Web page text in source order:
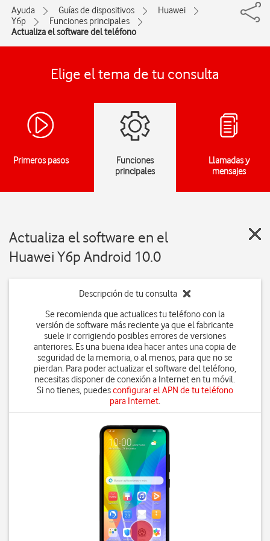
Ayuda Guías de dispositivos
Huawei
Y6p
Funciones principales
Actualiza el software del teléfono
Elige el tema de tu consulta
Primeros pasos
Funciones
principales
Llamadas y
mensajes
Actualiza el software en el
Huawei Y6p Android 10.0
Descripción de tu consulta
Se recomienda que actualices tu teléfono con la
versión de software más reciente ya que el fabricante
suele ir corrigiendo posibles errores de versiones
anteriores. Es una buena idea hacer antes una copia de
seguridad de la memoria, o al menos, para que no se
pierdan. Para poder actualizar el software del teléfono,
necesitas disponer de conexión a Internet en tu móvil.
Si no tienes, puedesconfigurar el APN de tu teléfono
para Internet.